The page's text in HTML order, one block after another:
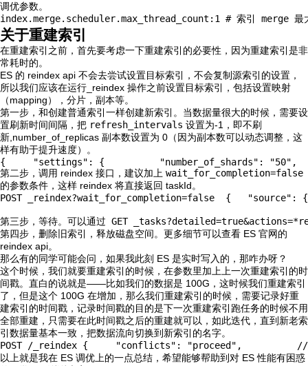
调优参数。
index.merge.scheduler.max_thread_count:1 # 索引 merge
关于重建索引
在重建索引之前，首先要考虑一下重建索引的必要性，因为重建索引是非
常耗时的。
ES 的 reindex api 不会去尝试设置目标索引，不会复制源索引的设置，
所以我们应该在运行_reindex 操作之前设置目标索引，包括设置映射
（mapping），分片，副本等。
第一步，和创建普通索引一样创建新索引。当数据量很大的时候，需要设
置刷新时间间隔，把 refresh_intervals 设置为-1，即不刷
新,number_of_replicas 副本数设置为 0（因为副本数可以动态调整，这
样有助于提升速度）。
{     "settings": {          "number_of_shards":
第二步，调用 reindex 接口，建议加上 wait_for_completion=false
的参数条件，这样 reindex 将直接返回 taskId。
POST _reindex?wait_for_completion=false  {
第三步，等待。可以通过 GET
第四步，删除旧索引，释放磁盘空间。更多细节可以查看 ES 官网的
reindex api。
那么有的同学可能会问，如果我此刻 ES 是实时写入的，那咋办呀？
这个时候，我们就要重建索引的时候，在参数里加上上一次重建索引的时
间戳。直白的说就是——比如我们的数据是 100G，这时候我们重建索引
了，但是这个 100G 在增加，那么我们重建索引的时候，需要记录好重
建索引的时间戳，记录时间戳的目的是下一次重建索引跑任务的时候不用
全部重建，只需要在此时间戳之后的重建就可以，如此迭代，直到新老索
引数据量基本一致，把数据流向切换到新索引的名字。
POST /_reindex {     "conflicts": "proceed",
以上就是我在 ES 调优上的一点总结，希望能够帮助到对 ES 性能有困惑